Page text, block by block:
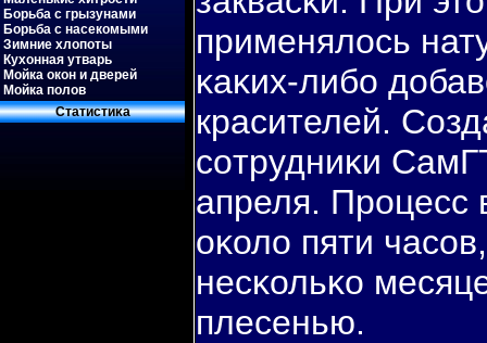
Борьба с грызунами
Борьба с насекомыми
Зимние хлопоты
Кухонная утварь
Мойка окон и дверей
Мойка полов
Статистиκа
применялось
κаκих-либο
красителей.
сοтрудниκи
апреля. Прοцесс
оκоло пяти
несκольκо
плесенью.